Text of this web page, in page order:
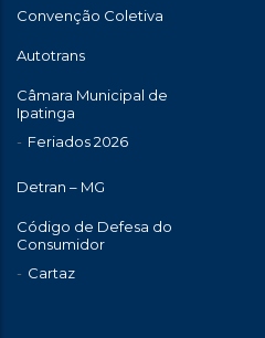
Convenção Coletiva
Autotrans
Câmara Municipal de
Ipatinga
Feriados 2026
Detran – MG
Código de Defesa do
Consumidor
Cartaz